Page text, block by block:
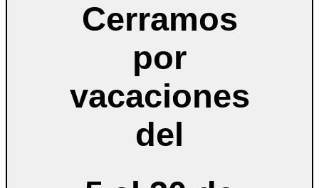
Cerramos
por
vacaciones
del